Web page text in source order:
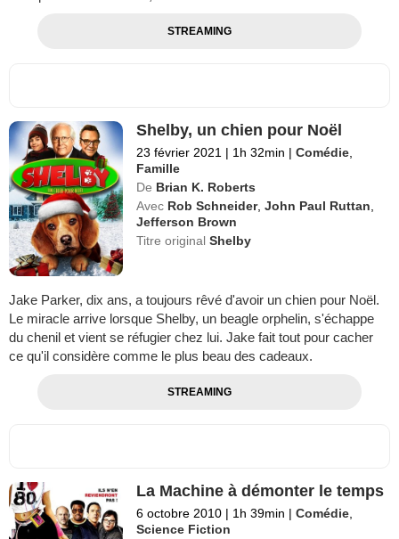
STREAMING
Shelby, un chien pour Noël
23 février 2021 | 1h 32min | Comédie
Famille
De Brian K. Roberts
Avec Rob Schneider,John Paul Ruttan
Jefferson Brown
Titre originalShelby
Jake Parker, dix ans, a toujours rêvé d'avoir un chien pour Noël.
Le miracle arrive lorsque Shelby, un beagle orphelin, s'échappe
du chenil et vient se réfugier chez lui. Jake fait tout pour cacher
ce qu'il considère comme le plus beau des cadeaux.
STREAMING
La Machine à démonter le temps
6 octobre 2010 | 1h 39min | Comédie
Science Fiction